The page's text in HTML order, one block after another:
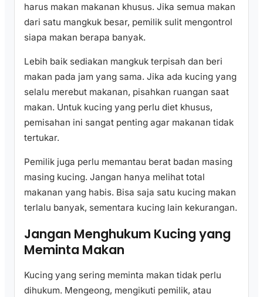
harus makan makanan khusus. Jika semua makan
dari satu mangkuk besar, pemilik sulit mengontrol
siapa makan berapa banyak.
Lebih baik sediakan mangkuk terpisah dan beri
makan pada jam yang sama. Jika ada kucing yang
selalu merebut makanan, pisahkan ruangan saat
makan. Untuk kucing yang perlu diet khusus,
pemisahan ini sangat penting agar makanan tidak
tertukar.
Pemilik juga perlu memantau berat badan masing
masing kucing. Jangan hanya melihat total
makanan yang habis. Bisa saja satu kucing makan
terlalu banyak, sementara kucing lain kekurangan.
Jangan Menghukum Kucing yang
Meminta Makan
Kucing yang sering meminta makan tidak perlu
dihukum. Mengeong, mengikuti pemilik, atau